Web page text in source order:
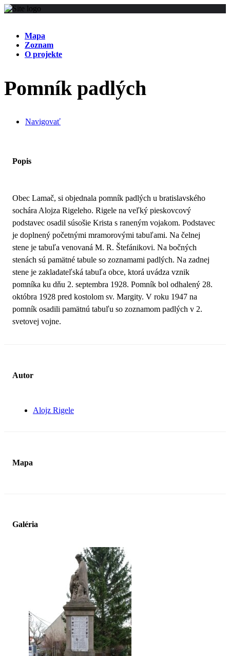
Mapa
Zoznam
O projekte
Pomník padlých
Navigovať
Popis
Obec Lamač, si objednala pomník padlých u bratislavského
sochára Alojza Rigeleho. Rigele na veľký pieskovcový
podstavec osadil súsošie Krista s raneným vojakom. Podstavec
je doplnený početnými mramorovými tabuľami. Na čelnej
stene je tabuľa venovaná M. R. Štefánikovi. Na bočných
stenách sú pamätné tabule so zoznamami padlých. Na zadnej
stene je zakladateľská tabuľa obce, ktorá uvádza vznik
pomníka ku dňu 2. septembra 1928. Pomník bol odhalený 28.
októbra 1928 pred kostolom sv. Margity. V roku 1947 na
pomník osadili pamätnú tabuľu so zoznamom padlých v 2.
svetovej vojne.
Autor
Alojz Rigele
Mapa
Galéria